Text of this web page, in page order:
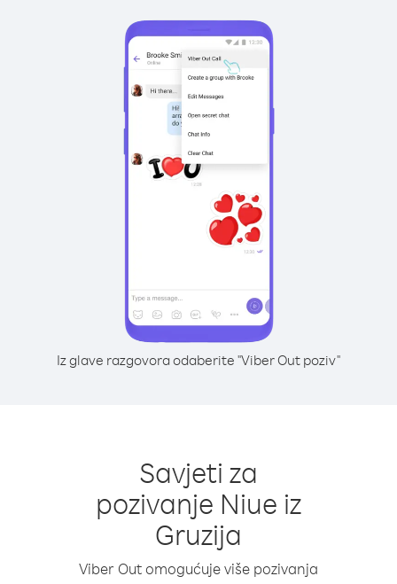
Iz glave razgovora odaberite "Viber Out poziv"
Savjeti za
pozivanje Niue iz
Gruzija
Viber Out omogućuje više pozivanja